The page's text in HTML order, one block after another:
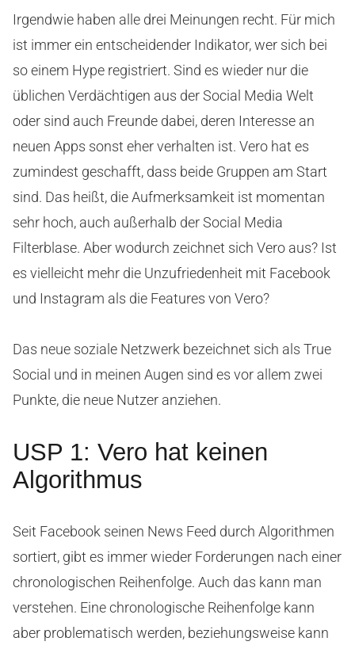
Irgendwie haben alle drei Meinungen recht. Für mich
ist immer ein entscheidender Indikator, wer sich bei
so einem Hype registriert. Sind es wieder nur die
üblichen Verdächtigen aus der Social Media Welt
oder sind auch Freunde dabei, deren Interesse an
neuen Apps sonst eher verhalten ist. Vero hat es
zumindest geschafft, dass beide Gruppen am Start
sind. Das heißt, die Aufmerksamkeit ist momentan
sehr hoch, auch außerhalb der Social Media
Filterblase. Aber wodurch zeichnet sich Vero aus? Ist
es vielleicht mehr die Unzufriedenheit mit Facebook
und Instagram als die Features von Vero?
Das neue soziale Netzwerk bezeichnet sich als True
Social und in meinen Augen sind es vor allem zwei
Punkte, die neue Nutzer anziehen.
USP 1: Vero hat keinen
Algorithmus
Seit Facebook seinen News Feed durch Algorithmen
sortiert, gibt es immer wieder Forderungen nach einer
chronologischen Reihenfolge. Auch das kann man
verstehen. Eine chronologische Reihenfolge kann
aber problematisch werden, beziehungsweise kann